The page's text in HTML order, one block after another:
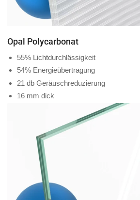
Opal Polycarbonat
55% Lichtdurchlässigkeit
54% Energieübertragung
21 db Geräuschreduzierung
16 mm dick